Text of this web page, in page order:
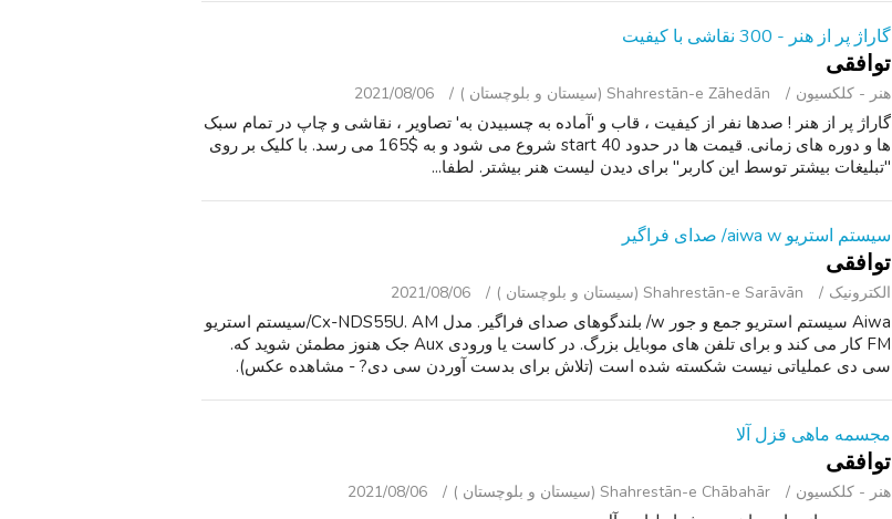
گاراژ پر از هنر - 300 نقاشی با کیفیت
توافقی
هنر - کلکسیون Shahrestān-e Zāhedān (سیستان و بلوچستان ) 2021/08/06
گاراژ پر از هنر ! صدها نفر از کیفیت ، قاب و 'آماده به چسبیدن به' تصاویر ، نقاشی و چاپ در تمام سبک
ها و دوره های زمانی. قیمت ها در حدود start 40 شروع می شود و به $165 می رسد. با کلیک بر روی
"تبلیغات بیشتر توسط این کاربر" برای دیدن لیست هنر بیشتر. لطفا...
سیستم استریو aiwa w/ صدای فراگیر
توافقی
الکترونیک Shahrestān-e Sarāvān (سیستان و بلوچستان ) 2021/08/06
Aiwa سیستم استریو جمع و جور w/ بلندگوهای صدای فراگیر. مدل Cx-NDS55U. AM/سیستم استریو
FM کار می کند و برای تلفن های موبایل بزرگ. در کاست یا ورودی Aux جک هنوز مطمئن شوید که.
سی دی عملیاتی نیست شکسته شده است (تلاش برای بدست آوردن سی دی? - مشاهده عکس).
مجسمه ماهی قزل آلا
توافقی
هنر - کلکسیون Shahrestān-e Chābahār (سیستان و بلوچستان ) 2021/08/06